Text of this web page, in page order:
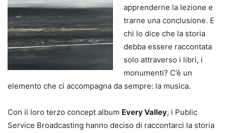
apprenderne la lezione e
trarne una conclusione. E
chi lo dice che la storia
debba essere raccontata
solo attraverso i libri, i
monumenti? C’è un
elemento che ci accompagna da sempre: la musica.
Con il loro terzo concept album Every Valley, i Public
Service Broadcasting hanno deciso di raccontarci la storia